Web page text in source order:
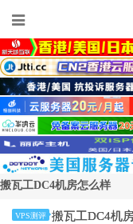
搬瓦工DC4机房怎么样
VPS测评
搬瓦工DC4机